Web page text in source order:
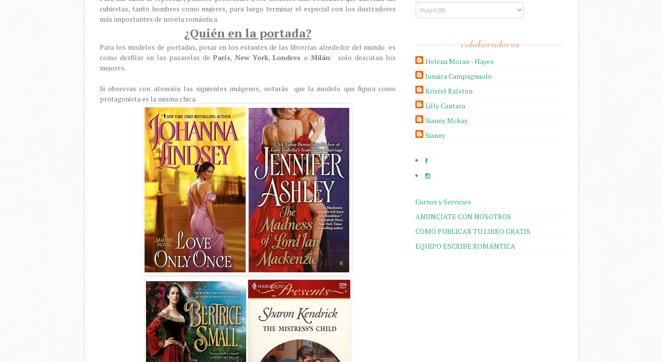
cubiertas, tanto hombres como mujeres, para luego terminar el especial con los ilustradores
más importantes de novela romántica.
¿Quién en la portada?
Para los modelos de portadas, posar en los estantes de las librerías alrededor del mundo es
como desfilar en las pasarelas de París, New York,LondresoMilán: solo descatan los
mejores.
Si observas con atención las siguientes imágenes, notarás que la modelo que figura como
protagonista es la misma chica.
colaboradores
Helena Moran - Hayes
Jonaira Campagnuolo
Kristel Ralston
Lilly Cantara
Sianny Mckay
Sianny
Cursos y Servicios
ANUNCIATE CON NOSOTROS
COMO PUBLICAR TU LIBRO GRATIS
EQUIPO ESCRIBE ROMÁNTICA